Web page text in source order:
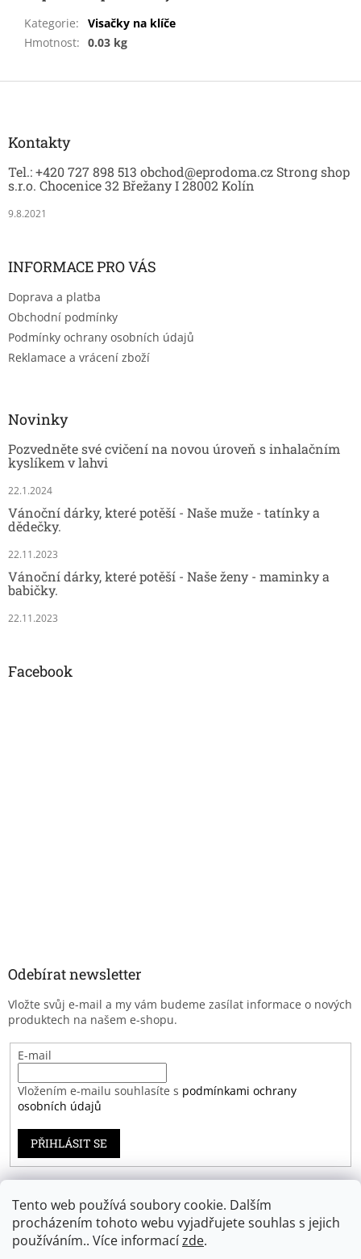
Tento web používá soubory cookie. Dalším
procházením tohoto webu vyjadřujete souhlas s jejich
používáním.. Více informacízde.
Kategorie:
Visačky na klíče
Hmotnost: 0.03 kg
Z
Kontakty
Tel.: +420 727 898 513 obchod@eprodoma.cz Strong shop
s.r.o. Chocenice 32 Břežany I 28002 Kolín
9.8.2021
INFORMACE PRO VÁS
Doprava a platba
Obchodní podmínky
Podmínky ochrany osobních údajů
Reklamace a vrácení zboží
Novinky
Pozvedněte své cvičení na novou úroveň s inhalačním
kyslíkem v lahvi
22.1.2024
Vánoční dárky, které potěší - Naše muže - tatínky a
dědečky.
22.11.2023
Vánoční dárky, které potěší - Naše ženy - maminky a
babičky.
22.11.2023
Facebook
Odebírat newsletter
Vložte svůj e-mail a my vám budeme zasílat informace o nových
produktech na našem e-shopu.
E-mail
Vložením e-mailu souhlasíte s podmínkami ochrany
osobních údajů
PŘIHLÁSIT SE
Záruka spokojenosti